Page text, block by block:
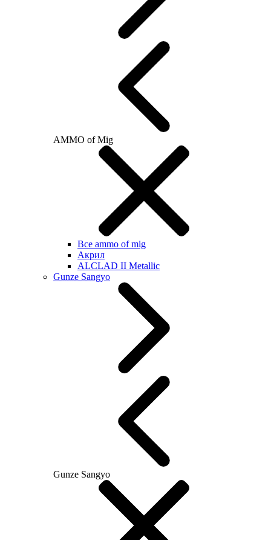
AMMO of Mig
Все ammo of mig
Акрил
ALCLAD II Metallic
Gunze Sangyo
Gunze Sangyo